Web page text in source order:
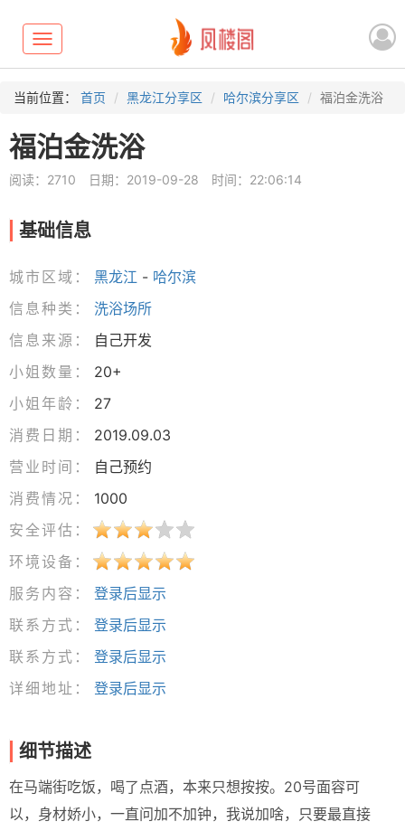
Toggle
navigation
当前位置： 首页 黑龙江分享区 哈尔滨分享区 福泊金洗浴
福泊金洗浴
阅读：2710 日期：2019-09-28 时间：22:06:14
基础信息
城市区域： 黑龙江 - 哈尔滨
信息种类：
洗浴场所
信息来源：
自己开发
小姐数量：
20+
小姐年龄：
27
消费日期：
2019.09.03
营业时间：
自己预约
消费情况：
1000
安全评估：
环境设备：
服务内容：
登录后显示
联系方式：
登录后显示
联系方式：
登录后显示
详细地址：
登录后显示
细节描述
在马端街吃饭，喝了点酒，本来只想按按。20号面容可
以，身材娇小，一直问加不加钟，我说加啥，只要最直接